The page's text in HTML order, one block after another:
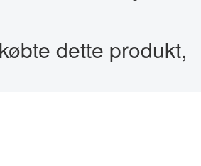
dette produkt,